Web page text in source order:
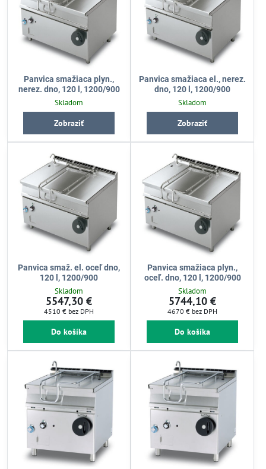
Panvica smažiaca plyn.,
nerez. dno, 120 l, 1200/900
Skladom
Zobraziť
Panvica smažiaca el., nerez.
dno, 120 l, 1200/900
Skladom
Zobraziť
Panvica smaž. el. oceľ dno,
120 l, 1200/900
Skladom
5547,30 €
4510 € bez DPH
Do košíka
Panvica smažiaca plyn.,
oceľ. dno, 120 l, 1200/900
Skladom
5744,10 €
4670 € bez DPH
Do košíka